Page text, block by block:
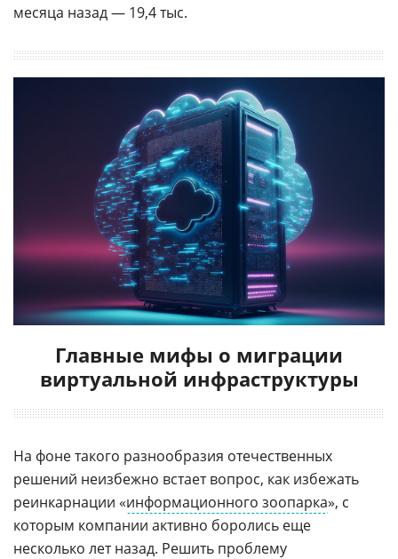
месяца назад — 19,4 тыс.
Главные мифы о миграции
виртуальной инфраструктуры
На фоне такого разнообразия отечественных
решений неизбежно встает вопрос, как избежать
реинкарнации «информационного зоопарка», с
которым компании активно боролись еще
несколько лет назад. Решить проблему